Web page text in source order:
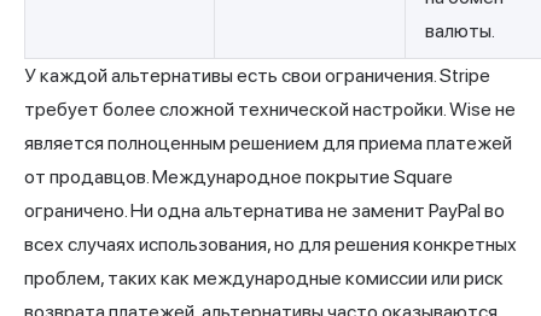
валюты.
У каждой альтернативы есть свои ограничения. Stripe
требует более сложной технической настройки. Wise не
является полноценным решением для приема платежей
от продавцов. Международное покрытие Square
ограничено. Ни одна альтернатива не заменит PayPal во
всех случаях использования, но для решения конкретных
проблем, таких как международные комиссии или риск